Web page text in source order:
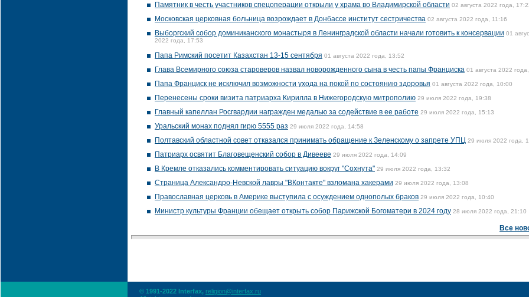
Памятник в честь участников спецоперации открыли у храма во Владимирской области 02 августа 2022 года,
Московская церковная больница возрождает в Донбассе институт сестричества 02 августа 2022 года, 11:16
Выборгский собор доминиканского монастыря в Ленинградской области начали готовить к консервации 01
2022 года, 17:53
Папа Римский посетит Казахстан 13-15 сентября 01 августа 2022 года, 13:52
Глава Всемирного союза староверов назвал новорожденного сына в честь папы Франциска 01 августа 2022
Папа Франциск не исключил возможности ухода на покой по состоянию здоровья 01 августа 2022 года, 10:00
Перенесены сроки визита патриарха Кирилла в Нижегородскую митрополию 29 июля 2022 года, 19:38
Главный капеллан Росгвардии награжден медалью за содействие в ее работе 29 июля 2022 года, 15:13
Уральский монах поднял гирю 5555 раз 29 июля 2022 года, 14:58
Полтавский областной совет отказался принимать обращение к Зеленскому о запрете УПЦ 29 июля 2022 года,
Патриарх освятит Благовещенский собор в Дивееве 29 июля 2022 года, 14:09
В Кремле отказались комментировать ситуацию вокруг "Сохнута" 29 июля 2022 года, 13:32
Страница Александро-Невской лавры "ВКонтакте" взломана хакерами 29 июля 2022 года, 13:08
Православная церковь в Америке выступила с осуждением однополых браков 29 июля 2022 года, 10:40
Министр культуры Франции обещает открыть собор Парижской Богоматери в 2024 году 28 июля 2022 года, 21:10
Все
© 1991-2022 Interfax, religion@interfax.ru